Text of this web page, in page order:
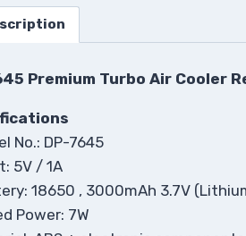
Premium Turbo Air Cooler
No.: DP-7645
5V / 1A
18650 , 3000mAh 3.7V
Power: 7W